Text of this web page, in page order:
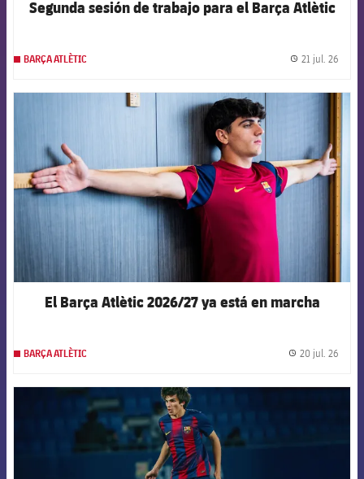
Segunda sesión de trabajo para el Barça Atlètic
BARÇA ATLÈTIC 21 jul. 26
FCB Barcelona badge
El Barça Atlètic 2026/27 ya está en marcha
BARÇA ATLÈTIC 20 jul. 26
FCB Barcelona badge